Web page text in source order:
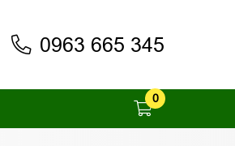
0963 665 345
0